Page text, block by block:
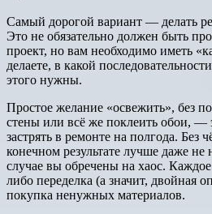
Самый дорогой вариант — делать
Это не обязательно должен быть
проект, но вам необходимо иметь
делаете, в какой
этого нужны.
Простое желание «освежить», без
стены или всё же поклеить обои, —
застрять в ремонте на полгода. Без
конечном результате лучше даже
случае вы обречены на хаос.
либо переделка (а значит, двойная
покупка ненужных материалов.